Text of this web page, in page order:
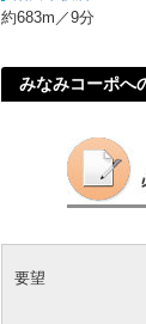
約683m／9分
みなみコーポへ
要望